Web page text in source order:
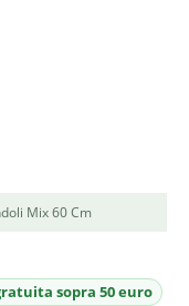
Mix 60 Cm